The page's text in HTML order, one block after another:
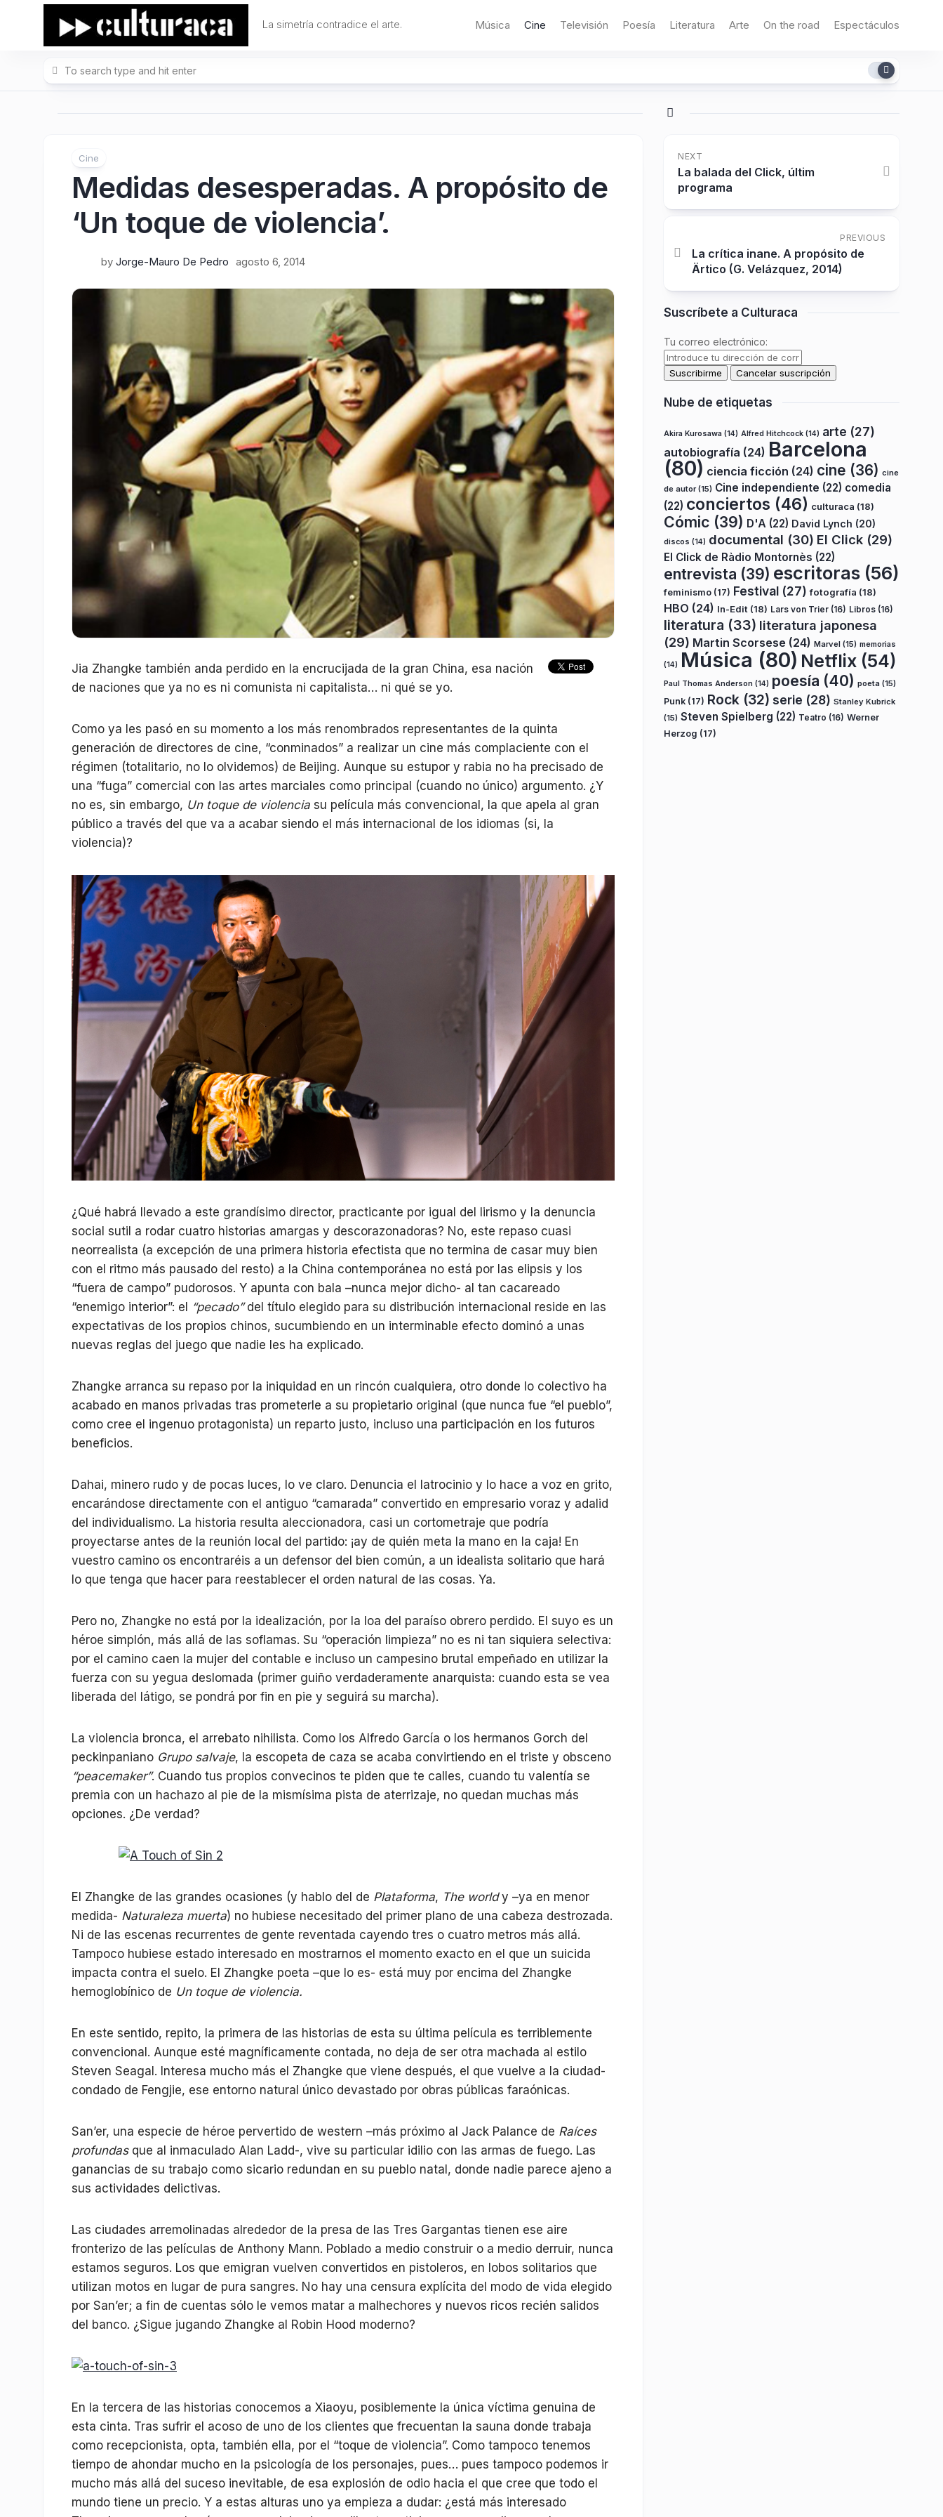
La simetría contradice el arte. Música Cine Televisión Poesía Literatura Arte On the road Espectáculos
Cine
Medidas desesperadas. A propósito de
‘Un toque de violencia’.
by Jorge-Mauro De Pedro agosto 6, 2014
Jia Zhangke también anda perdido en la encrucijada de la gran China, esa nación
de naciones que ya no es ni comunista ni capitalista… ni qué se yo.
Como ya les pasó en su momento a los más renombrados representantes de la quinta
generación de directores de cine, “conminados” a realizar un cine más complaciente con el
régimen (totalitario, no lo olvidemos) de Beijing. Aunque su estupor y rabia no ha precisado de
una “fuga” comercial con las artes marciales como principal (cuando no único) argumento. ¿Y
no es, sin embargo, Un toque de violencia su película más convencional, la que apela al gran
público a través del que va a acabar siendo el más internacional de los idiomas (si, la
violencia)?
¿Qué habrá llevado a este grandísimo director, practicante por igual del lirismo y la denuncia
social sutil a rodar cuatro historias amargas y descorazonadoras? No, este repaso cuasi
neorrealista (a excepción de una primera historia efectista que no termina de casar muy bien
con el ritmo más pausado del resto) a la China contemporánea no está por las elipsis y los
“fuera de campo” pudorosos. Y apunta con bala –nunca mejor dicho- al tan cacareado
“enemigo interior”: el
“pecado”del título elegido para su distribución internacional reside en las
expectativas de los propios chinos, sucumbiendo en un interminable efecto dominó a unas
nuevas reglas del juego que nadie les ha explicado.
Zhangke arranca su repaso por la iniquidad en un rincón cualquiera, otro donde lo colectivo ha
acabado en manos privadas tras prometerle a su propietario original (que nunca fue “el pueblo”,
como cree el ingenuo protagonista) un reparto justo, incluso una participación en los futuros
beneficios.
Dahai, minero rudo y de pocas luces, lo ve claro. Denuncia el latrocinio y lo hace a voz en grito,
encarándose directamente con el antiguo “camarada” convertido en empresario voraz y adalid
del individualismo. La historia resulta aleccionadora, casi un cortometraje que podría
proyectarse antes de la reunión local del partido: ¡ay de quién meta la mano en la caja! En
vuestro camino os encontraréis a un defensor del bien común, a un idealista solitario que hará
lo que tenga que hacer para reestablecer el orden natural de las cosas. Ya.
Pero no, Zhangke no está por la idealización, por la loa del paraíso obrero perdido. El suyo es un
héroe simplón, más allá de las soflamas. Su “operación limpieza” no es ni tan siquiera selectiva:
por el camino caen la mujer del contable e incluso un campesino brutal empeñado en utilizar la
fuerza con su yegua deslomada (primer guiño verdaderamente anarquista: cuando esta se vea
liberada del látigo, se pondrá por fin en pie y seguirá su marcha).
La violencia bronca, el arrebato nihilista. Como los Alfredo García o los hermanos Gorch del
peckinpaniano Grupo salvaje, la escopeta de caza se acaba convirtiendo en el triste y obsceno
“peacemaker”. Cuando tus propios convecinos te piden que te calles, cuando tu valentía se
premia con un hachazo al pie de la mismísima pista de aterrizaje, no quedan muchas más
opciones. ¿De verdad?
El Zhangke de las grandes ocasiones (y hablo del de Plataforma, The worldy –ya en menor
medida- Naturaleza muerta) no hubiese necesitado del primer plano de una cabeza destrozada.
Ni de las escenas recurrentes de gente reventada cayendo tres o cuatro metros más allá.
Tampoco hubiese estado interesado en mostrarnos el momento exacto en el que un suicida
impacta contra el suelo. El Zhangke poeta –que lo es- está muy por encima del Zhangke
hemoglobínico de Un toque de violencia.
En este sentido, repito, la primera de las historias de esta su última película es terriblemente
convencional. Aunque esté magníficamente contada, no deja de ser otra machada al estilo
Steven Seagal. Interesa mucho más el Zhangke que viene después, el que vuelve a la ciudad-
condado de Fengjie, ese entorno natural único devastado por obras públicas faraónicas.
San’er, una especie de héroe pervertido de western –más próximo al Jack Palance de Raíces
profundasque al inmaculado Alan Ladd-, vive su particular idilio con las armas de fuego. Las
ganancias de su trabajo como sicario redundan en su pueblo natal, donde nadie parece ajeno a
sus actividades delictivas.
Las ciudades arremolinadas alrededor de la presa de las Tres Gargantas tienen ese aire
fronterizo de las películas de Anthony Mann. Poblado a medio construir o a medio derruir, nunca
estamos seguros. Los que emigran vuelven convertidos en pistoleros, en lobos solitarios que
utilizan motos en lugar de pura sangres. No hay una censura explícita del modo de vida elegido
por San’er; a fin de cuentas sólo le vemos matar a malhechores y nuevos ricos recién salidos
del banco. ¿Sigue jugando Zhangke al Robin Hood moderno?
En la tercera de las historias conocemos a Xiaoyu, posiblemente la única víctima genuina de
esta cinta. Tras sufrir el acoso de uno de los clientes que frecuentan la sauna donde trabaja
como recepcionista, opta, también ella, por el “toque de violencia”. Como tampoco tenemos
tiempo de ahondar mucho en la psicología de los personajes, pues… pues tampoco podemos ir
mucho más allá del suceso inevitable, de esa explosión de odio hacia el que cree que todo el
mundo tiene un precio. Y a estas alturas uno ya empieza a dudar: ¿está más interesado
NEXT
La balada del Click, últim
programa
PREVIOUS
La crítica inane. A propósito de
Ärtico (G. Velázquez, 2014)
Suscríbete a Culturaca
Tu correo electrónico:
Nube de etiquetas
Akira Kurosawa (14) Alfred Hitchcock (14) arte (27)
autobiografía (24) Barcelona
(80) ciencia ficción (24) cine (36) cine
de autor(15) Cine independiente (22) comedia
(22) conciertos (46) culturaca (18)
Cómic (39) D'A (22) David Lynch (20)
discos (14) documental (30) El Click (29)
El Click de Ràdio Montornès (22)
entrevista (39) escritoras (56)
feminismo (17) Festival (27) fotografía (18)
HBO (24) In-Edit (18) Lars von Trier (16) Libros (16)
literatura (33) literatura japonesa
(29) Martin Scorsese (24) Marvel (15) memorias
(14) Música (80) Netflix (54)
Paul Thomas Anderson (14) poesía (40) poeta (15)
Punk (17) Rock (32) serie (28) Stanley Kubrick
(15) Steven Spielberg (22) Teatro (16) Werner
Herzog (17)